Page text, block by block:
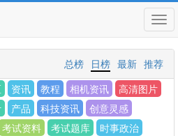
推荐
最新
日榜
总榜
资讯 教程 相机资讯
高清图片
产品 科技资讯
创意灵感
考试资料 考试题库
时事政治